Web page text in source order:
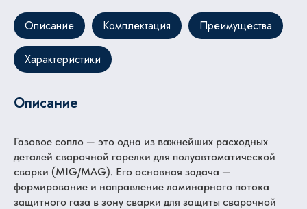
Описание Комплектация Преимущества
Характеристики
Описание
Газовое сопло — это одна из важнейших расходных
деталей сварочной горелки для полуавтоматической
сварки (MIG/MAG). Его основная задача —
формирование и направление ламинарного потока
защитного газа в зону сварки для защиты сварочной